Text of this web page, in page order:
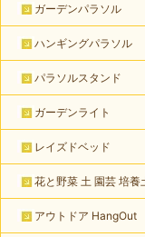
ガーデンパラソル
ハンギングパラソル
パラソルスタンド
ガーデンライト
レイズドベッド
花と野菜 土 園芸 培養
アウトドア HangOut